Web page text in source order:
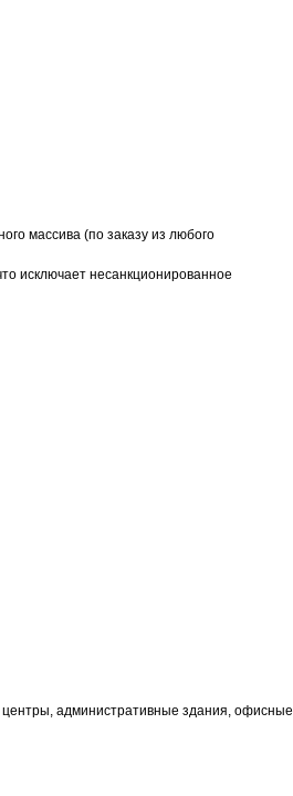
массива (по заказу из любого
исключает несанкционированное
административные здания, офисные